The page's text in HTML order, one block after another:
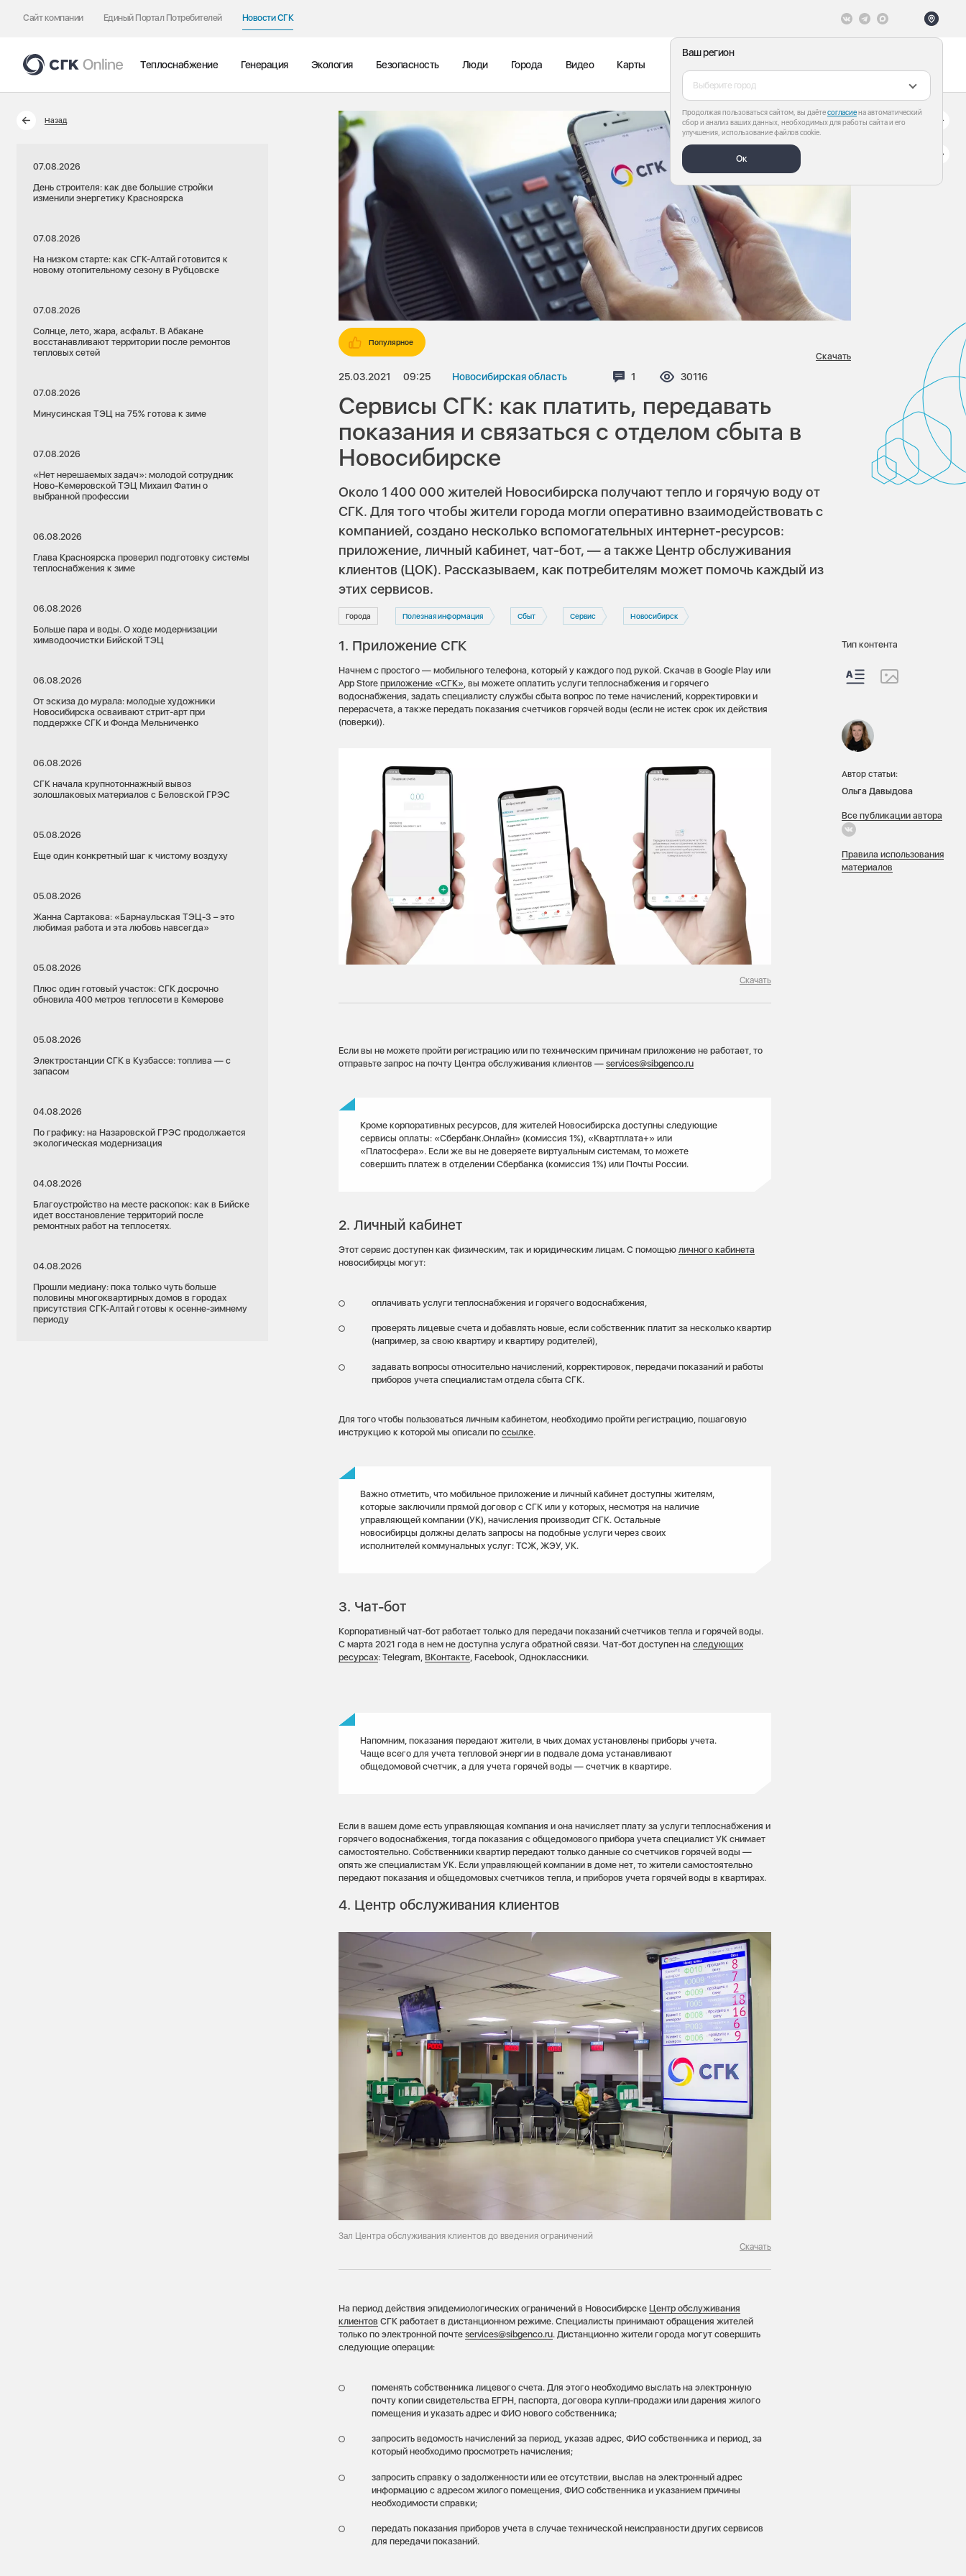
Сайт компании Единый Портал Потребителей Новости СГК
Ваш регион
Выберите город
Продолжая пользоваться сайтом, вы даётесогласиена автоматический
сбор и анализ ваших данных, необходимых для работы сайта и его
улучшения, использование файлов cookie.
Ок
Теплоснабжение Генерация Экология Безопасность Люди Города Видео Карты
Назад
07.08.2026
День строителя: как две большие стройки
изменили энергетику Красноярска
07.08.2026
На низком старте: как СГК-Алтай готовится к
новому отопительному сезону в Рубцовске
07.08.2026
Солнце, лето, жара, асфальт. В Абакане
восстанавливают территории после ремонтов
тепловых сетей
07.08.2026
Минусинская ТЭЦ на 75% готова к зиме
07.08.2026
«Нет нерешаемых задач»: молодой сотрудник
Ново-Кемеровской ТЭЦ Михаил Фатин о
выбранной профессии
06.08.2026
Глава Красноярска проверил подготовку системы
теплоснабжения к зиме
06.08.2026
Больше пара и воды. О ходе модернизации
химводоочистки Бийской ТЭЦ
06.08.2026
От эскиза до мурала: молодые художники
Новосибирска осваивают стрит-арт при
поддержке СГК и Фонда Мельниченко
06.08.2026
СГК начала крупнотоннажный вывоз
золошлаковых материалов с Беловской ГРЭС
05.08.2026
Еще один конкретный шаг к чистому воздуху
05.08.2026
Жанна Сартакова: «Барнаульская ТЭЦ-3 – это
любимая работа и эта любовь навсегда»
05.08.2026
Плюс один готовый участок: СГК досрочно
обновила 400 метров теплосети в Кемерове
05.08.2026
Электростанции СГК в Кузбассе: топлива — с
запасом
04.08.2026
По графику: на Назаровской ГРЭС продолжается
экологическая модернизация
04.08.2026
Благоустройство на месте раскопок: как в Бийске
идет восстановление территорий после
ремонтных работ на теплосетях.
04.08.2026
Прошли медиану: пока только чуть больше
половины многоквартирных домов в городах
присутствия СГК-Алтай готовы к осенне-зимнему
периоду
Популярное
25.03.2021 09:25 Новосибирская область Комментариев:
1 Просмотров:
30116
Скачать
Сервисы СГК: как платить, передавать
показания и связаться с отделом сбыта в
Новосибирске
Около 1 400 000 жителей Новосибирска получают тепло и горячую воду от
СГК. Для того чтобы жители города могли оперативно взаимодействовать с
компанией, создано несколько вспомогательных интернет-ресурсов:
приложение, личный кабинет, чат-бот, — а также Центр обслуживания
клиентов (ЦОК). Рассказываем, как потребителям может помочь каждый из
этих сервисов.
Города Полезная информация Сбыт Сервис Новосибирск
1. Приложение СГК
Начнем с простого — мобильного телефона, который у каждого под рукой. Скачав в Google Play или
App Storeприложение «СГК» , вы можете оплатить услуги теплоснабжения и горячего
водоснабжения, задать специалисту службы сбыта вопрос по теме начислений, корректировки и
перерасчета, а также передать показания счетчиков горячей воды (если не истек срок их действия
(поверки)).
Скачать
Если вы не можете пройти регистрацию или по техническим причинам приложение не работает, то
отправьте запрос на почту Центра обслуживания клиентов —services@sibgenco.ru
Кроме корпоративных ресурсов, для жителей Новосибирска доступны следующие
сервисы оплаты: «Сбербанк.Онлайн» (комиссия 1%), «Квартплата+» или
«Платосфера». Если же вы не доверяете виртуальным системам, то можете
совершить платеж в отделении Сбербанка (комиссия 1%) или Почты России.
2. Личный кабинет
Этот сервис доступен как физическим, так и юридическим лицам. С помощьюличного кабинета
новосибирцы могут:
оплачивать услуги теплоснабжения и горячего водоснабжения,
проверять лицевые счета и добавлять новые, если собственник платит за несколько квартир
(например, за свою квартиру и квартиру родителей),
задавать вопросы относительно начислений, корректировок, передачи показаний и работы
приборов учета специалистам отдела сбыта СГК.
Для того чтобы пользоваться личным кабинетом, необходимо пройти регистрацию, пошаговую
инструкцию к которой мы описали поссылке.
Важно отметить, что мобильное приложение и личный кабинет доступны жителям,
которые заключили прямой договор с СГК или у которых, несмотря на наличие
управляющей компании (УК), начисления производит СГК. Остальные
новосибирцы должны делать запросы на подобные услуги через своих
исполнителей коммунальных услуг: ТСЖ, ЖЭУ, УК.
3. Чат-бот
Корпоративный чат-бот работает только для передачи показаний счетчиков тепла и горячей воды.
С марта 2021 года в нем не доступна услуга обратной связи. Чат-бот доступен наследующих
ресурсах: Telegram, ВКонтакте , Facebook, Одноклассники.
Напомним, показания передают жители, в чьих домах установлены приборы учета.
Чаще всего для учета тепловой энергии в подвале дома устанавливают
общедомовой счетчик, а для учета горячей воды — счетчик в квартире.
Если в вашем доме есть управляющая компания и она начисляет плату за услуги теплоснабжения и
горячего водоснабжения, тогда показания с общедомового прибора учета специалист УК снимает
самостоятельно. Собственники квартир передают только данные со счетчиков горячей воды —
опять же специалистам УК. Если управляющей компании в доме нет, то жители самостоятельно
передают показания и общедомовых счетчиков тепла, и приборов учета горячей воды в квартирах.
4. Центр обслуживания клиентов
Зал Центра обслуживания клиентов до введения ограничений
Скачать
На период действия эпидемиологических ограничений в Новосибирске Центр обслуживания
клиентов СГК работает в дистанционном режиме. Специалисты принимают обращения жителей
только по электронной почтеservices@sibgenco.ru. Дистанционно жители города могут совершить
следующие операции:
поменять собственника лицевого счета. Для этого необходимо выслать на электронную
почту копии свидетельства ЕГРН, паспорта, договора купли-продажи или дарения жилого
помещения и указать адрес и ФИО нового собственника;
запросить ведомость начислений за период, указав адрес, ФИО собственника и период, за
который необходимо просмотреть начисления;
запросить справку о задолженности или ее отсутствии, выслав на электронный адрес
информацию с адресом жилого помещения, ФИО собственника и указанием причины
необходимости справки;
передать показания приборов учета в случае технической неисправности других сервисов
для передачи показаний.
Тип контента
Автор статьи:
Ольга Давыдова
Все публикации автора
Правила использования
материалов